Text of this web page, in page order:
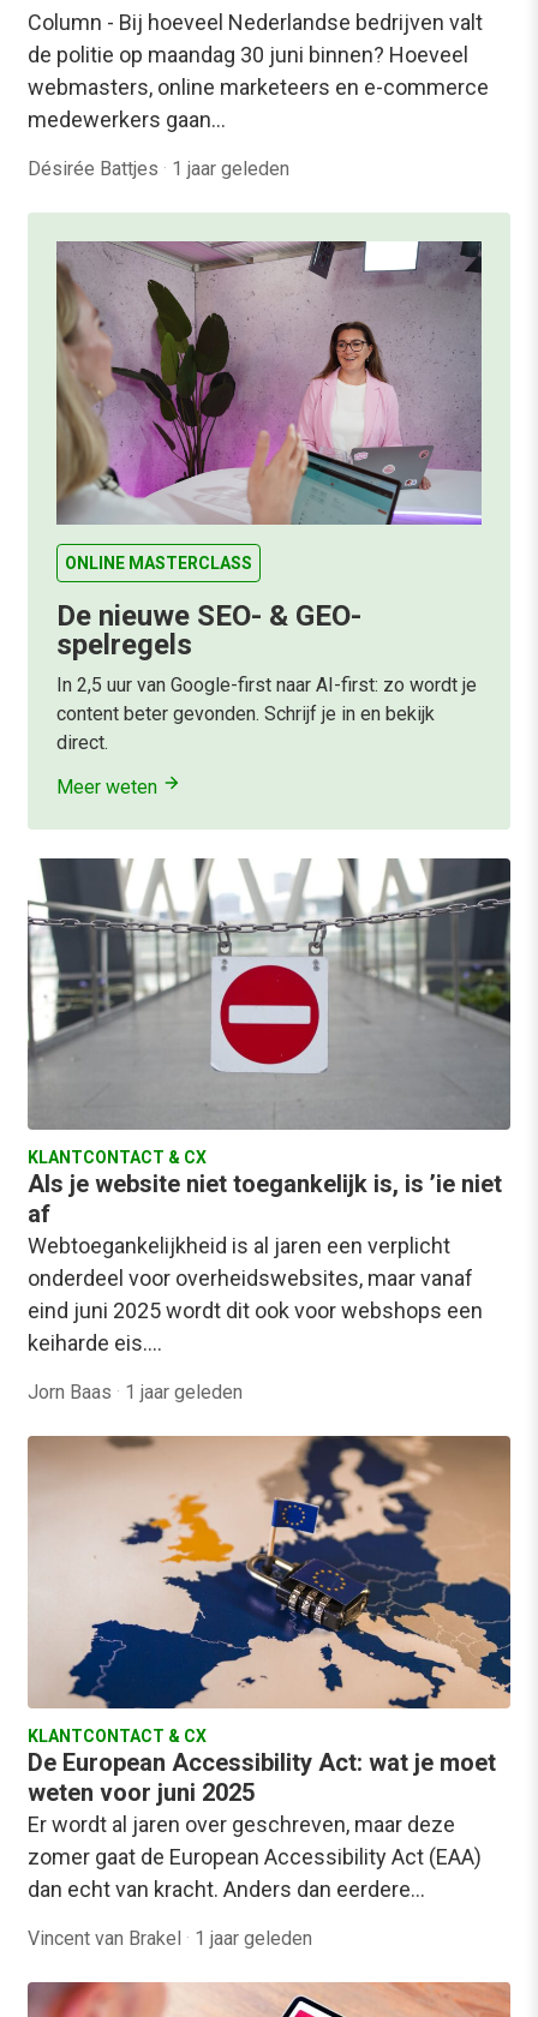
Column - Bij hoeveel Nederlandse bedrijven valt
de politie op maandag 30 juni binnen? Hoeveel
webmasters, online marketeers en e-commerce
medewerkers gaan…
Désirée Battjes · 1 jaar geleden
ONLINE MASTERCLASS
De nieuwe SEO- & GEO-
spelregels
In 2,5 uur van Google-first naar AI-first: zo wordt je
content beter gevonden. Schrijf je in en bekijk
direct.
Meer weten
KLANTCONTACT & CX
Als je website niet toegankelijk is, is ’ie niet
af
Webtoegankelijkheid is al jaren een verplicht
onderdeel voor overheidswebsites, maar vanaf
eind juni 2025 wordt dit ook voor webshops een
keiharde eis.…
Jorn Baas · 1 jaar geleden
KLANTCONTACT & CX
De European Accessibility Act: wat je moet
weten voor juni 2025
Er wordt al jaren over geschreven, maar deze
zomer gaat de European Accessibility Act (EAA)
dan echt van kracht. Anders dan eerdere…
Vincent van Brakel · 1 jaar geleden